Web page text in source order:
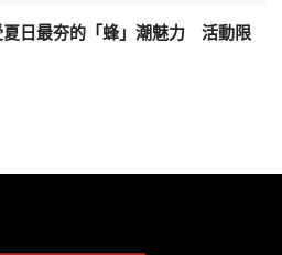
夏日最夯的「蜂」潮魅力 活動限